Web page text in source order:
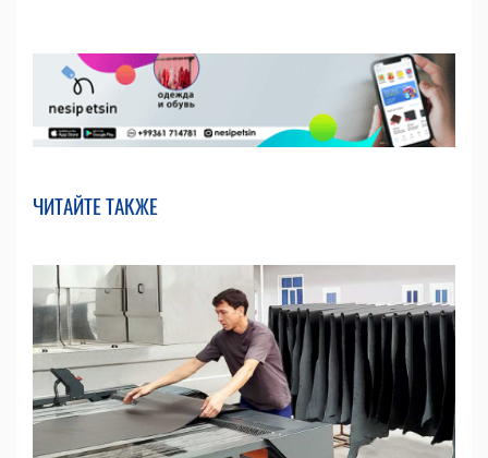
ЧИТАЙТЕ ТАКЖЕ